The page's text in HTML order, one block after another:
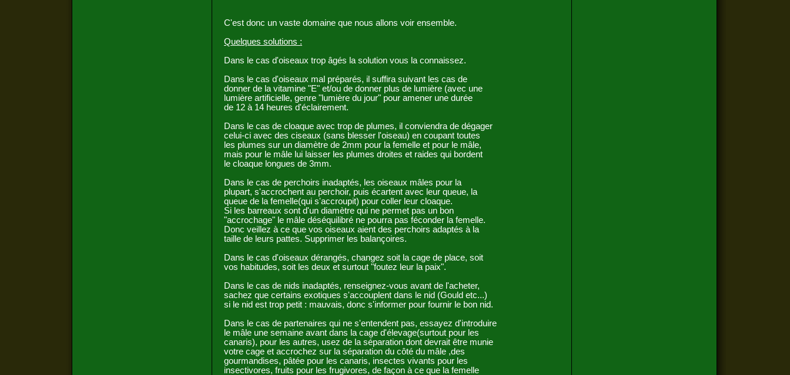
C'est donc un vaste domaine que nous allons voir ensemble.
Quelques solutions :
Dans le cas d'oiseaux trop âgés la solution vous la connaissez.
Dans le cas d'oiseaux mal préparés, il suffira suivant les cas de
donner de la vitamine "E" et/ou de donner plus de lumière (avec une
lumière artificielle, genre "lumière du jour" pour amener une durée
de 12 à 14 heures d'éclairement.
Dans le cas de cloaque avec trop de plumes, il conviendra de dégager
celui-ci avec des ciseaux (sans blesser l'oiseau) en coupant toutes
les plumes sur un diamètre de 2mm pour la femelle et pour le mâle,
mais pour le mâle lui laisser les plumes droites et raides qui bordent
le cloaque longues de 3mm.
Dans le cas de perchoirs inadaptés, les oiseaux mâles pour la
plupart, s'accrochent au perchoir, puis écartent avec leur queue, la
queue de la femelle(qui s'accroupit) pour coller leur cloaque.
Si les barreaux sont d'un diamètre qui ne permet pas un bon
"accrochage" le mâle déséquilibré ne pourra pas féconder la femelle.
Donc veillez à ce que vos oiseaux aient des perchoirs adaptés à la
taille de leurs pattes. Supprimer les balançoires.
Dans le cas d'oiseaux dérangés, changez soit la cage de place, soit
vos habitudes, soit les deux et surtout "foutez leur la paix".
Dans le cas de nids inadaptés, renseignez-vous avant de l'acheter,
sachez que certains exotiques s'accouplent dans le nid (Gould etc...)
si le nid est trop petit : mauvais, donc s'informer pour fournir le bon nid.
Dans le cas de partenaires qui ne s'entendent pas, essayez d'introduire
le mâle une semaine avant dans la cage d'élevage(surtout pour les
canaris), pour les autres, usez de la séparation dont devrait être munie
votre cage et accrochez sur la séparation du côté du mâle ,des
gourmandises, pâtée pour les canaris, insectes vivants pour les
insectivores, fruits pour les frugivores, de façon à ce que la femelle